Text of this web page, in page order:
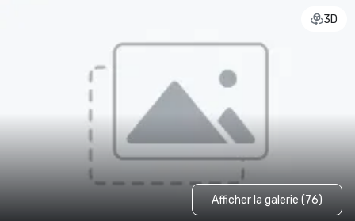
3D
Afficher la galerie (76)